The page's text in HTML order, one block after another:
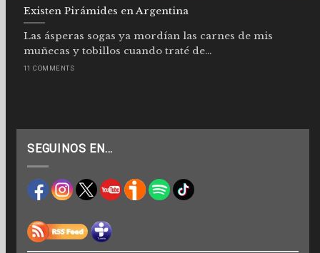
Existen Pirámides en Argentina
Las ásperas sogas ya mordían las carnes de mis
muñecas y tobillos cuando traté de...
11 COMMENTS
SEGUINOS EN…